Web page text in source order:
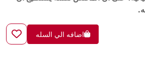
اضافه الي السله